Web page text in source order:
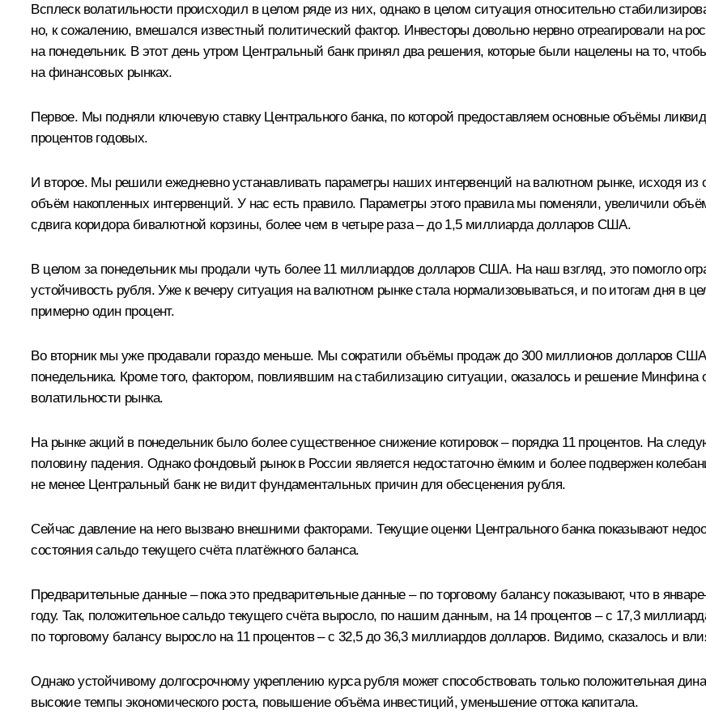
Всплеск волатильности происходил в целом ряде из них, однако в целом ситуация относительно
но, к сожалению, вмешался известный политический фактор. Инвесторы довольно нервно отреагировали на
на понедельник. В этот день утром Центральный банк принял два решения, которые были нацелены на то,
на финансовых рынках.
Первое. Мы подняли ключевую ставку Центрального банка, по которой предоставляем основные объёмы
процентов годовых.
И второе. Мы решили ежедневно устанавливать параметры наших интервенций на валютном рынке, исходя
объём накопленных интервенций. У нас есть правило. Параметры этого правила мы поменяли, увеличили
сдвига коридора бивалютной корзины, более чем в четыре раза – до 1,5 миллиарда долларов США.
В целом за понедельник мы продали чуть более 11 миллиардов долларов США. На наш взгляд, это помогло
устойчивость рубля. Уже к вечеру ситуация на валютном рынке стала нормализовываться, и по итогам дня в
примерно один процент.
Во вторник мы уже продавали гораздо меньше. Мы сократили объёмы продаж до 300 миллионов долларов США,
понедельника. Кроме того, фактором, повлиявшим на стабилизацию ситуации, оказалось и решение Минфина
волатильности рынка.
На рынке акций в понедельник было более существенное снижение котировок – порядка 11 процентов. На
половину падения. Однако фондовый рынок в России является недостаточно ёмким и более подвержен
не менее Центральный банк не видит фундаментальных причин для обесценения рубля.
Сейчас давление на него вызвано внешними факторами. Текущие оценки Центрального банка показывают
состояния сальдо текущего счёта платёжного баланса.
Предварительные данные – пока это предварительные данные – по торговому балансу показывают, что в
году. Так, положительное сальдо текущего счёта выросло, по нашим данным, на 14 процентов – с 17,3
по торговому балансу выросло на 11 процентов – с 32,5 до 36,3 миллиардов долларов. Видимо, сказалось и
Однако устойчивому долгосрочному укреплению курса рубля может способствовать только положительная
высокие темпы экономического роста, повышение объёма инвестиций, уменьшение оттока капитала.